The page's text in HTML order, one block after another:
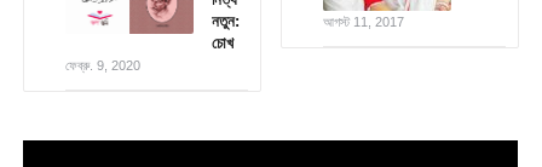
নতুন:
চোখ
ফেব্রু. 9, 2020
আগস্ট 11, 2017